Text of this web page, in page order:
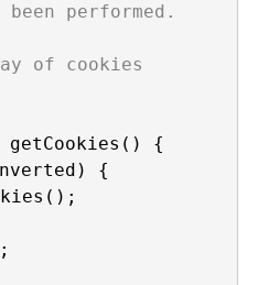
performed.
of cookies
getCookies() {
{